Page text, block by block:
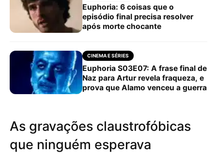
Euphoria: 6 coisas que o
episódio final precisa resolver
após morte chocante
CINEMA E SÉRIES
Euphoria S03E07: A frase final de
Naz para Artur revela fraqueza, e
prova que Alamo venceu a guerra
As gravações claustrofóbicas
que ninguém esperava